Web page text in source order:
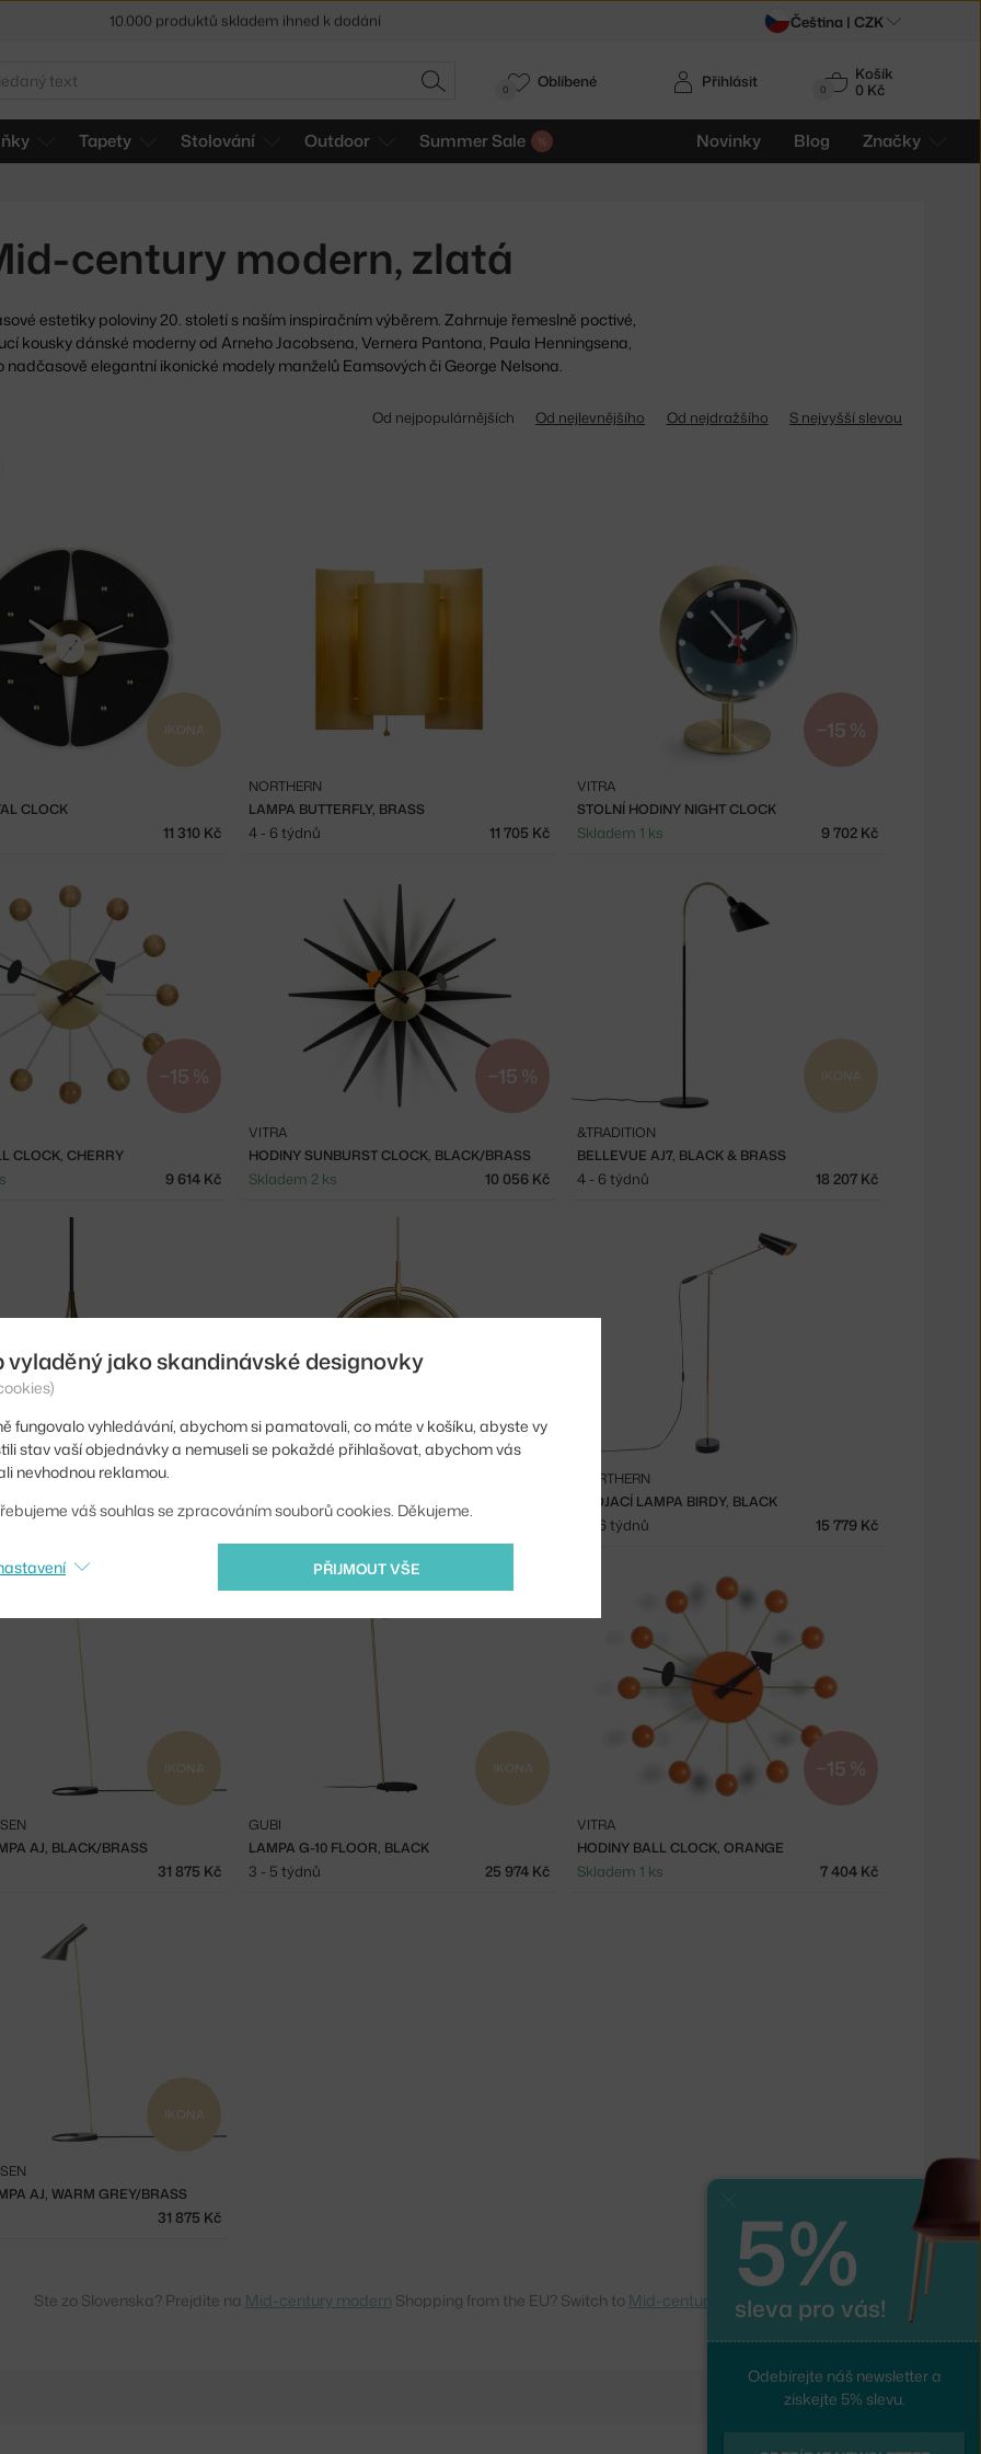
HLEDAT 0
Košík
0 Kč
Tapety Stolování Outdoor Summer Sale Novinky Blog Značky
Přihlásit
0 Oblíbené
century modern, zlatá
estetiky poloviny 20. století s naším inspiračnímvýběrem. Zahrnuje řemeslně poctivé,
kousky dánské moderny od Arneho Jacobsena, Vernera Pantona, Paula Henningsena,
nadčasově elegantní ikonické modely manželů Eamsových či George Nelsona.
Od nejpopulárnějších Od nejlevnějšího Od nejdražšího S nejvyšší slevou
IKONA
CLOCK
11 310 Kč
LAMPA BUTTERFLY, BRASS
NORTHERN
4 - 6 týdnů 11 705 Kč
−15 %
STOLNÍ HODINY NIGHT CLOCK
VITRA
Skladem 1 ks 9 702 Kč
−15 %
CLOCK, CHERRY
9 614 Kč
−15 %
HODINY SUNBURST CLOCK, BLACK/BRASS
VITRA
Skladem 2 ks 10 056 Kč
IKONA
BELLEVUE AJ7, BLACK & BRASS
&TRADITION
4 - 6 týdnů 18 207 Kč
BRASS
13 494 Kč
IKONA
MULTI-LITE, BRASS STOJACÍ LAMPA BIRDY, BLACK
NORTHERN
4 - 6 týdnů 15 779 Kč
IKONA
AJ, BLACK/BRASS
31 875 Kč
IKONA
LAMPA G-10 FLOOR, BLACK
GUBI
3 - 5 týdnů 25 974 Kč
−15 %
HODINY BALL CLOCK, ORANGE
VITRA
Skladem 1 ks 7 404 Kč
IKONA
AJ, WARM GREY/BRASS
31 875 Kč
Ste zo Slovenska? Prejdite na Mid-century modern Shopping from the EU? Switch to Mid-century modern
Sleva 5 % pro odběratelenewsletteru Čeština | CZK
vyladěný jako skandinávské designovky
fungovalo vyhledávání, abychom si pamatovali, co máte v košíku, abyste vy
stav vaší objednávky a nemuseli se pokaždé přihlašovat, abychom vás
nevhodnou reklamou.
váš souhlas se zpracováním souborů cookies. Děkujeme.
PŘIJMOUT VŠE
5%
sleva pro vás!
Odebírejte náš newsletter a
získejte 5% slevu.